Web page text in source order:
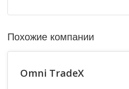
Похожие компании
Omni TradeX